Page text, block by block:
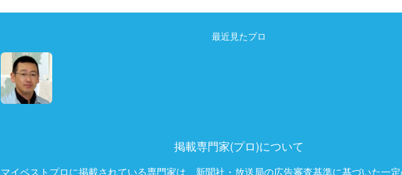
最近見たプロ
掲載専門家(プロ)について
マイベストプロに掲載されている専門家は、新聞社・放送局の広告審査基準に基づいた一